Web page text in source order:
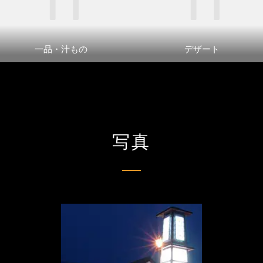
一品・汁もの デザート
写真